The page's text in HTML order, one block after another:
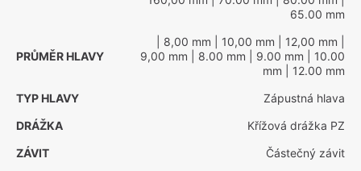
65.00 mm
PRŮMĚR HLAVY
| 8,00 mm | 10,00 mm | 12,00 mm
9,00 mm | 8.00 mm | 9.00 mm | 10.00
mm | 12.00 mm
TYP HLAVY
Zápustná hlava
DRÁŽKA
Křížová drážka PZ
ZÁVIT
Částečný závit